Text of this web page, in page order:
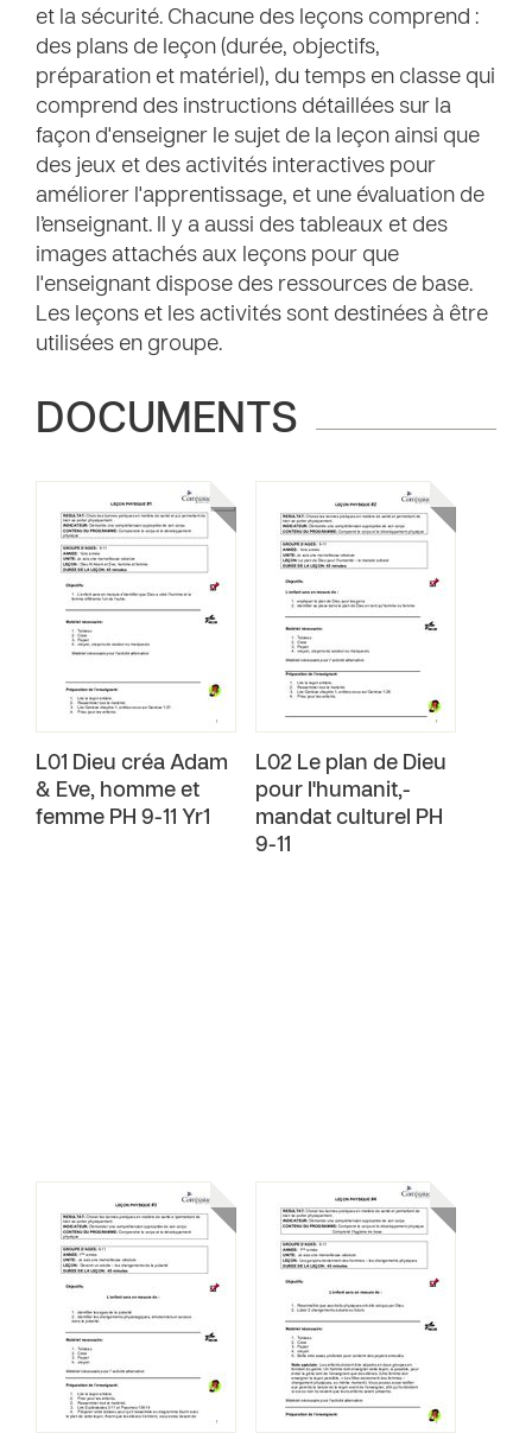
et la sécurité. Chacune des leçons comprend :
des plans de leçon (durée, objectifs,
préparation et matériel), du temps en classe qui
comprend des instructions détaillées sur la
façon d'enseigner le sujet de la leçon ainsi que
des jeux et des activités interactives pour
améliorer l'apprentissage, et une évaluation de
l’enseignant. Il y a aussi des tableaux et des
images attachés aux leçons pour que
l'enseignant dispose des ressources de base.
Les leçons et les activités sont destinées à être
utilisées en groupe.
DOCUMENTS
L01 Dieu créa Adam
& Eve, homme et
femme PH 9-11 Yr1
L02 Le plan de Dieu
pour l'humanit‚-
mandat culturel PH
9-11